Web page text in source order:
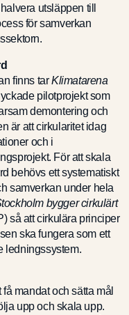
utsläppen till
för samverkan
finns tarKlimatarena
pilotprojekt som
demontering och
är att cirkularitet idag
och i
För att skala
behövs ett systematiskt
samverkan under hela
bygger cirkulärt
så att cirkulära principer
ska fungera som ett
ledningssystem.
mandat och sätta mål
upp och skala upp.